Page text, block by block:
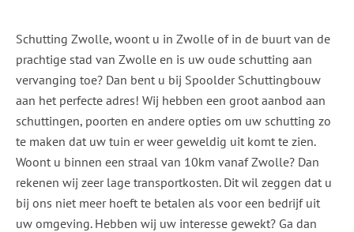
Schutting Zwolle, woont u in Zwolle of in de buurt van de
prachtige stad van Zwolle en is uw oude schutting aan
vervanging toe? Dan bent u bij Spoolder Schuttingbouw
aan het perfecte adres! Wij hebben een groot aanbod aan
schuttingen, poorten en andere opties om uw schutting zo
te maken dat uw tuin er weer geweldig uit komt te zien.
Woont u binnen een straal van 10km vanaf Zwolle? Dan
rekenen wij zeer lage transportkosten. Dit wil zeggen dat u
bij ons niet meer hoeft te betalen als voor een bedrijf uit
uw omgeving. Hebben wij uw interesse gewekt? Ga dan